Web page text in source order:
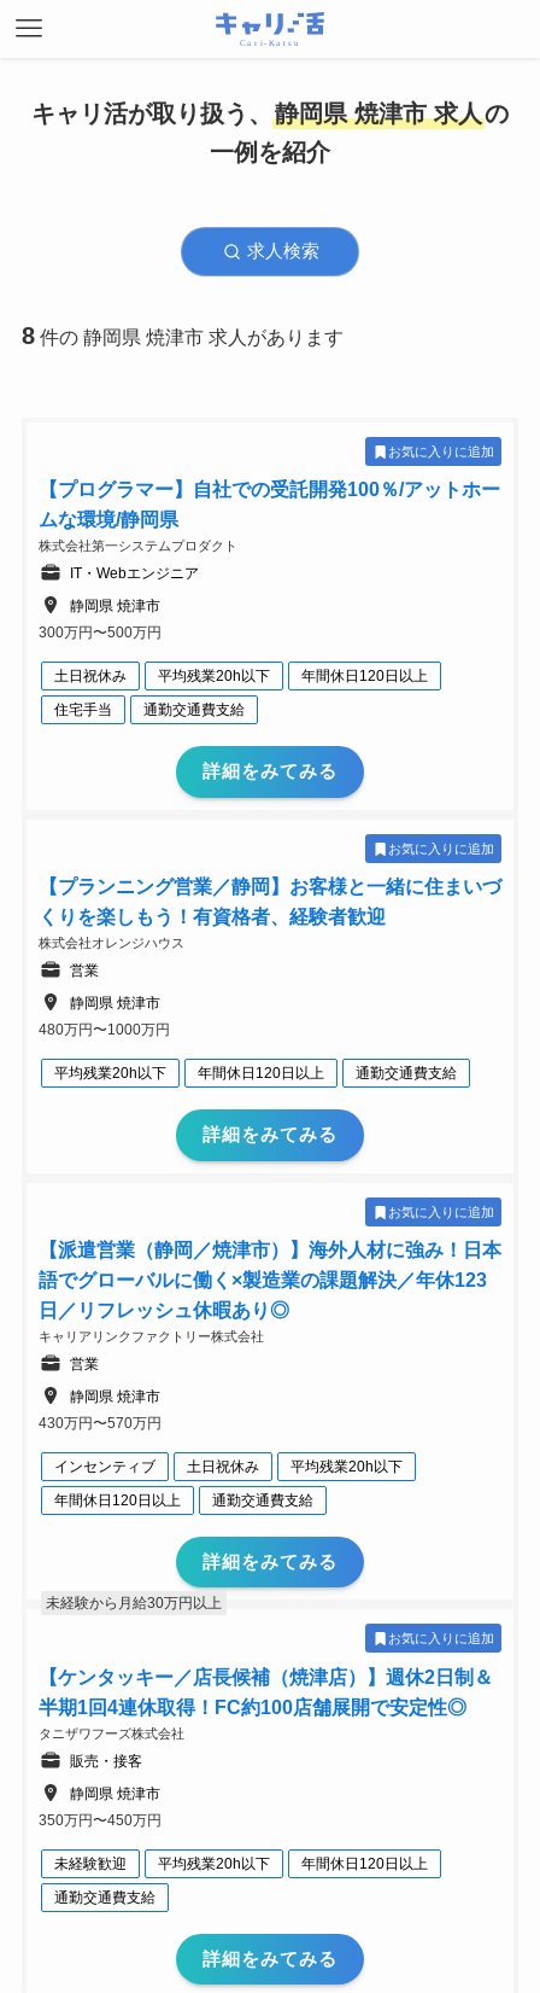
キャリ活が取り扱う、 静岡県 焼津市 求人の
一例を紹介
求人検索
8件の 静岡県 焼津市 求人があります
お気に入りに追加
【プログラマー】自社での受託開発100％/アットホー
ムな環境/静岡県
株式会社第一システムプロダクト
IT・Webエンジニア
静岡県 焼津市
300万円〜500万円
土日祝休み 平均残業20h以下
年間休日120日以上
住宅手当
通勤交通費支給
詳細をみてみる
お気に入りに追加
【プランニング営業／静岡】お客様と一緒に住まいづ
くりを楽しもう！有資格者、経験者歓迎
株式会社オレンジハウス
営業
静岡県 焼津市
480万円〜1000万円
平均残業20h以下 年間休日120日以上 通勤交通費支給
詳細をみてみる
お気に入りに追加
【派遣営業（静岡／焼津市）】海外人材に強み！日本
語でグローバルに働く×製造業の課題解決／年休123
日／リフレッシュ休暇あり◎
キャリアリンクファクトリー株式会社
営業
静岡県 焼津市
430万円〜570万円
インセンティブ 土日祝休み
平均残業20h以下
年間休日120日以上
通勤交通費支給
詳細をみてみる
未経験から月給30万円以上
お気に入りに追加
【ケンタッキー／店長候補（焼津店）】週休2日制＆
半期1回4連休取得！FC約100店舗展開で安定性◎
タニザワフーズ株式会社
販売・接客
静岡県 焼津市
350万円〜450万円
未経験歓迎 平均残業20h以下
年間休日120日以上
通勤交通費支給
詳細をみてみる